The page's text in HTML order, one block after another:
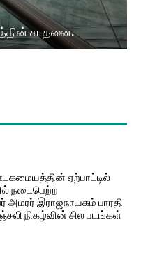
சாதனை.
ஏற்பாட்டில்
நடைபெற்ற
அமரர் இராஜநாயகம் பாரதி
நிகழ்வின் சில படங்கள்